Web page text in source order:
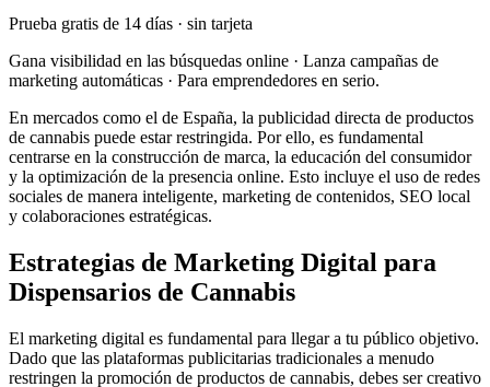
Prueba gratis de 14 días · sin tarjeta
Gana visibilidad en las búsquedas online · Lanza campañas de
marketing automáticas · Para emprendedores en serio.
En mercados como el de España, la publicidad directa de productos
de cannabis puede estar restringida. Por ello, es fundamental
centrarse en la construcción de marca, la educación del consumidor
y la optimización de la presencia online. Esto incluye el uso de redes
sociales de manera inteligente, marketing de contenidos, SEO local
y colaboraciones estratégicas.
Estrategias de Marketing Digital para
Dispensarios de Cannabis
El marketing digital es fundamental para llegar a tu público objetivo.
Dado que las plataformas publicitarias tradicionales a menudo
restringen la promoción de productos de cannabis, debes ser creativo